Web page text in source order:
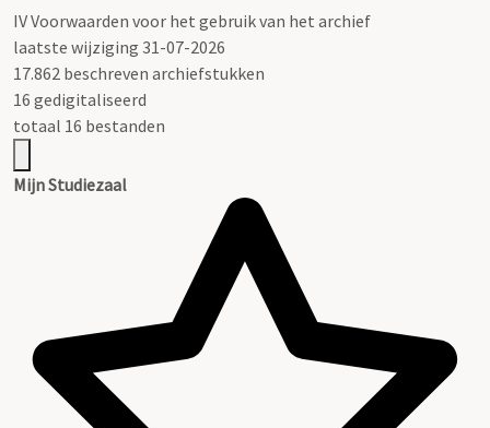
IVVoorwaarden voor het gebruik van het archief
laatste wijziging 31-07-2026
17.862 beschreven archiefstukken
16 gedigitaliseerd
totaal 16 bestanden
Mijn Studiezaal